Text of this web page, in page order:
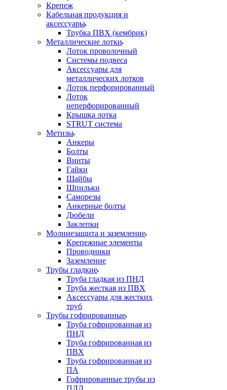
Крепеж
Кабельная продукция и
аксессуары
Трубка ПВХ (кембрик)
Металлические лотки
Лоток проволочный
Системы подвеса
Аксессуары для
металлических лотков
Лоток перфорированный
Лоток
неперфорированный
Крышка лотка
STRUT система
Метизы
Анкеры
Болты
Винты
Гайки
Шайбы
Шпильки
Саморезы
Анкерные болты
Дюбели
Заклепки
Молниезащита и заземление
Крепежные элементы
Проводники
Заземление
Трубы гладкие
Труба гладкая из ПНД
Труба жесткая из ПВХ
Аксессуары для жестких
труб
Трубы гофрированные
Труба гофрированная из
ПНД
Труба гофрированная из
ПВХ
Труба гофрированная из
ПА
Гофрированные трубы из
ПЛЛ